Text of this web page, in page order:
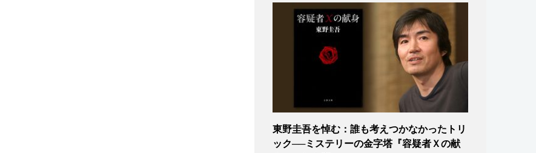
東野圭吾を悼む：誰も考えつかなかったトリ
ック──ミステリーの金字塔『容疑者Ｘの献